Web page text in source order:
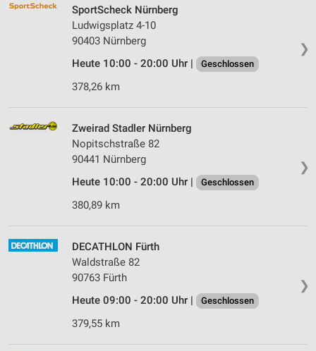
❯
SportScheck Nürnberg
Ludwigsplatz 4-10
90403 Nürnberg
Heute 10:00 - 20:00 Uhr |
Geschlossen
378,26 km
❯
Zweirad Stadler Nürnberg
Nopitschstraße 82
90441 Nürnberg
Heute 10:00 - 20:00 Uhr |
Geschlossen
380,89 km
❯
DECATHLON Fürth
Waldstraße 82
90763 Fürth
Heute 09:00 - 20:00 Uhr |
Geschlossen
379,55 km